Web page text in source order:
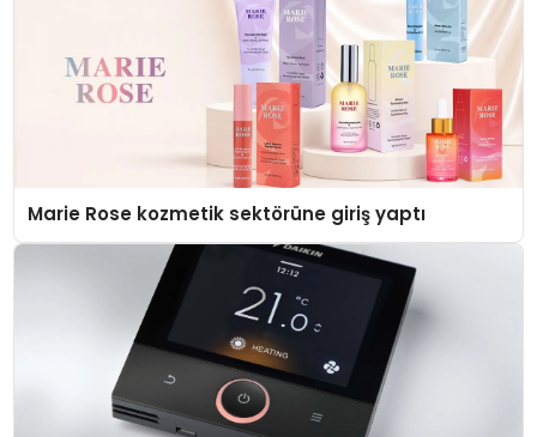
Marie Rose kozmetik sektörüne giriş yaptı